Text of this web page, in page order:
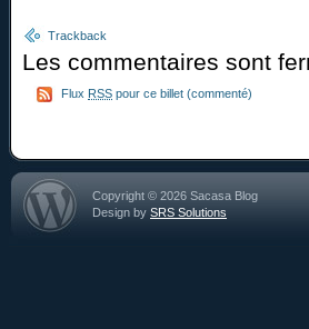
Trackback
Les commentaires sont
Flux RSS pour ce billet (commenté)
Copyright © 2026 Sacasa Blog
Design by SRS Solutions